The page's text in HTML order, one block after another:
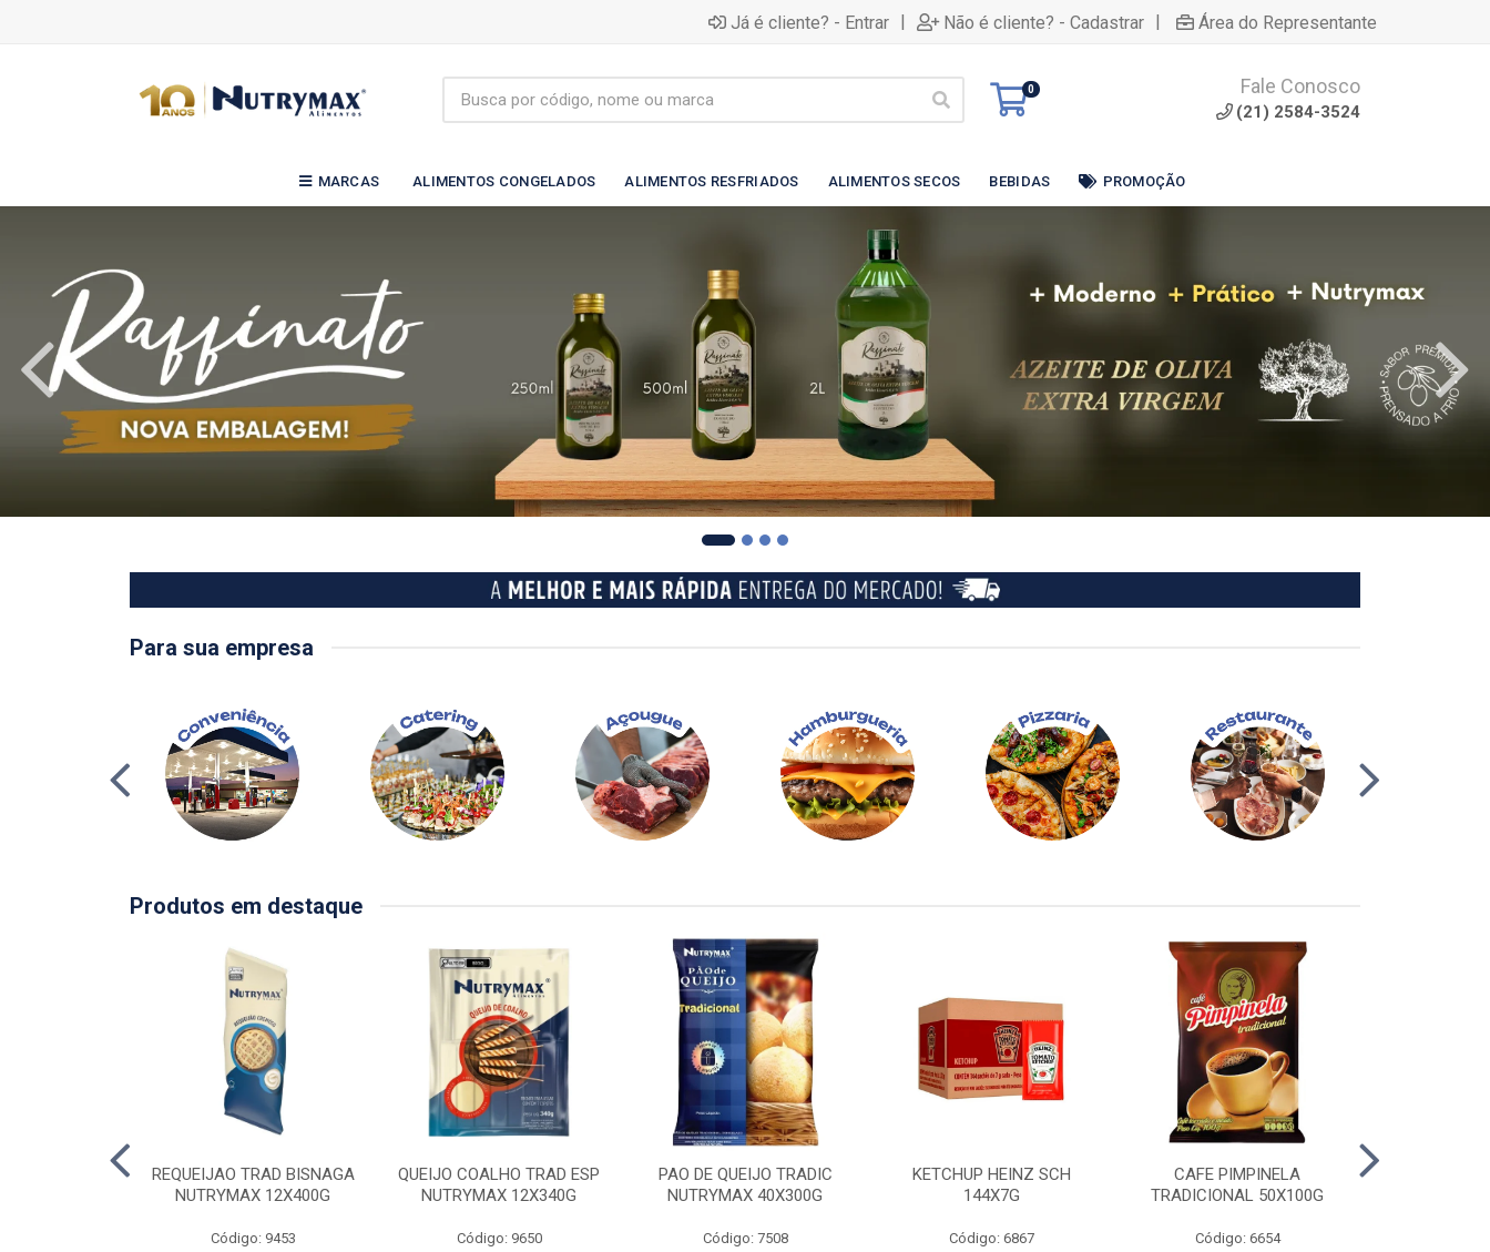
Já é cliente? - Entrar | Não é cliente? - Cadastrar | Área do Representante
0 Fale Conosco
(21) 2584-3524
MARCAS ALIMENTOS CONGELADOS ALIMENTOS RESFRIADOS ALIMENTOS SECOS BEBIDAS PROMOÇÃO
Para sua empresa
Produtos em destaque
REQUEIJAO TRAD BISNAGA
NUTRYMAX 12X400G
Código: 9453
QUEIJO COALHO TRAD ESP
NUTRYMAX 12X340G
Código: 9650
PAO DE QUEIJO TRADIC
NUTRYMAX 40X300G
Código: 7508
KETCHUP HEINZ SCH
144X7G
Código: 6867
CAFE PIMPINELA
TRADICIONAL 50X100G
Código: 6654